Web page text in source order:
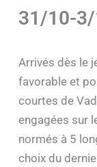
31/10-3/
Arrivés dès le
favorable et
courtes de
engagées sur
normés à 5
choix du